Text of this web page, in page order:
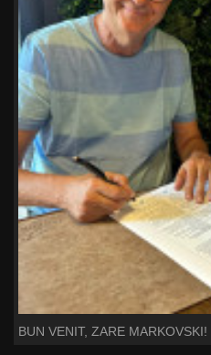
BUN VENIT, ZARE MARKOVSKI!